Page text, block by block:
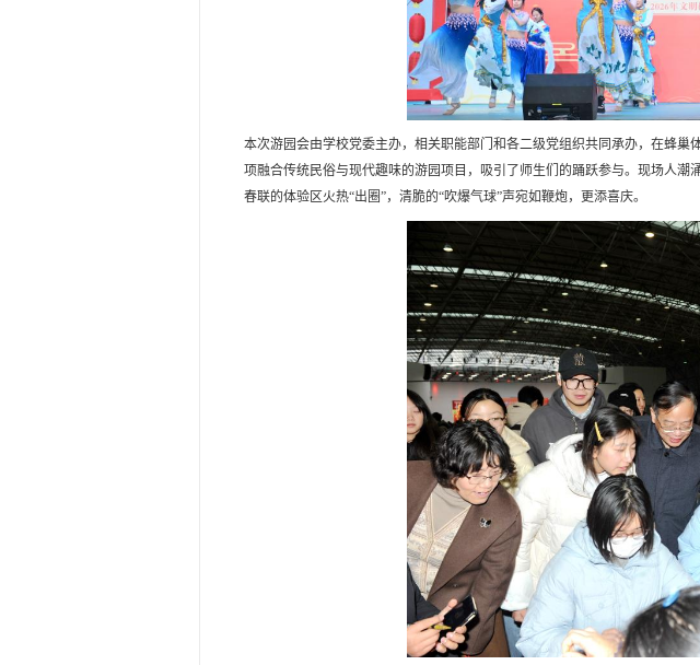
本次游园会由学校党委主办，相关职能部门和各二级党组织共同承办，在蜂巢
项融合传统民俗与现代趣味的游园项目，吸引了师生们的踊跃参与。现场人
春联的体验区火热“出圈”，清脆的“吹爆气球”声宛如鞭炮，更添喜庆。